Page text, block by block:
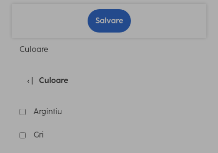
Salvare
Culoare
Culoare
Argintiu
Gri